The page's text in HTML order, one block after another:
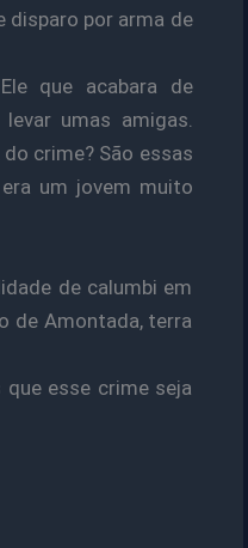
disparo por arma de
que acabara de
umas amigas.
crime? São essas
um jovem muito
de calumbi em
de Amontada, terra
esse crime seja